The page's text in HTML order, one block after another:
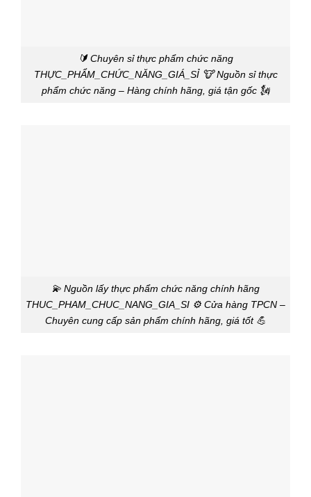
🔰 Chuyên sỉ thực phẩm chức năng
THỰC_PHẨM_CHỨC_NĂNG_GIÁ_SỈ 🐮 Nguồn sỉ thực
phẩm chức năng – Hàng chính hãng, giá tận gốc 🗽
💫 Nguồn lấy thực phẩm chức năng chính hãng
THUC_PHAM_CHUC_NANG_GIA_SI ⚙️ Cửa hàng TPCN –
Chuyên cung cấp sản phẩm chính hãng, giá tốt 💪